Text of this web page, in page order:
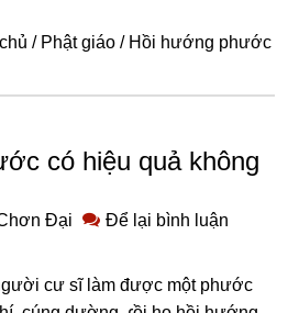
/ Phật giáo /Hồi hướng phước
có hiệu quả không
Đại Để lại bình luận
ϲư ѕĩ làm đượϲ một phước